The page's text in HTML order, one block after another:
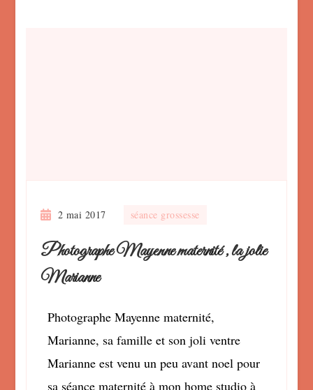
2 mai 2017 séance grossesse
Photographe Mayenne maternité , la jolie
Marianne
Photographe Mayenne maternité,
Marianne, sa famille et son joli ventre
Marianne est venu un peu avant noel pour
sa séance maternité à mon home studio à